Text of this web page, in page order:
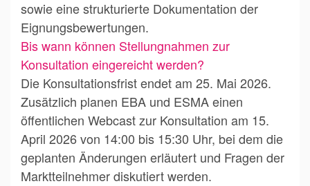
sowie eine strukturierte Dokumentation der
Eignungsbewertungen.
Bis wann können Stellungnahmen zur
Konsultation eingereicht werden?
Die Konsultationsfrist endet am 25. Mai 2026.
Zusätzlich planen EBA und ESMA einen
öffentlichen Webcast zur Konsultation am 15.
April 2026 von 14:00 bis 15:30 Uhr, bei dem die
geplanten Änderungen erläutert und Fragen der
Marktteilnehmer diskutiert werden.